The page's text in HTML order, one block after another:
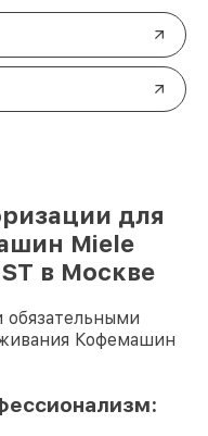
для
Miele
в Москве
Кофемашин